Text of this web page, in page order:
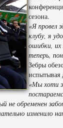
сезона.
«Я провел
клубу, я
ошибки, их
теперь,
Зебры
испытывая
«Мы хоти
не обременен
изменило